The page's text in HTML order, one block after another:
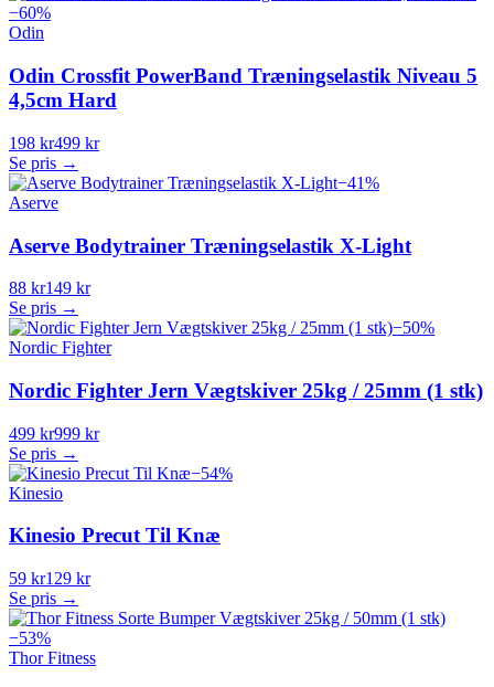
−60%
Odin
Odin Crossfit PowerBand Træningselastik Niveau 5
4,5cm Hard
198 kr499 kr
Se pris →
−41%
Aserve
Aserve Bodytrainer Træningselastik X-Light
88 kr149 kr
Se pris →
−50%
Nordic Fighter
Nordic Fighter Jern Vægtskiver 25kg / 25mm (1 stk)
499 kr999 kr
Se pris →
−54%
Kinesio
Kinesio Precut Til Knæ
59 kr129 kr
Se pris →
−53%
Thor Fitness